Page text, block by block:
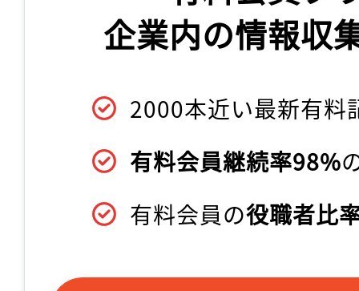
企業内の情報収
2000本近い最新有料
有料会員継続率98%
有料会員の役職者比